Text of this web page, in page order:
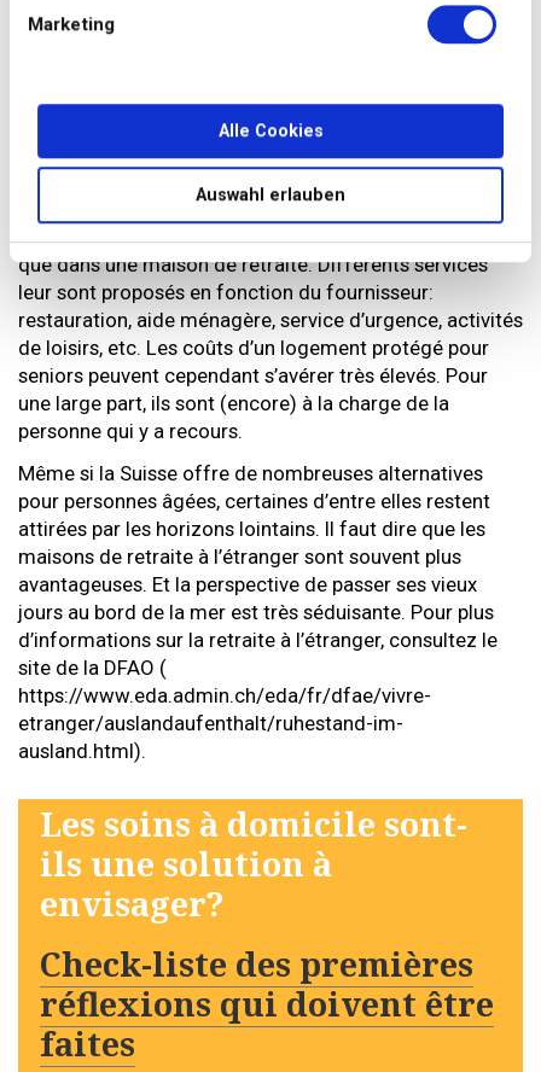
Marketing
Alle Cookies
Auswahl erlauben
Ceux qui préfèrent vivre seuls mais qui, malgré leur
autonomie, ont besoin d’aide de temps en temps,
(https://infoseniorsvaud.ch/thematique/les-logements-
proteges/). Ce type d’habitat est également désigné
les seniors vivent dans des appartements conçus pour
eux tout en jouissant d’une sphère privée bien plus vaste
que dans une maison de retraite. Différents services
leur sont proposés en fonction du fournisseur:
restauration, aide ménagère, service d’urgence, activités
de loisirs, etc. Les coûts d’un logement protégé pour
seniors peuvent cependant s’avérer très élevés. Pour
une large part, ils sont (encore) à la charge de la
personne qui y a recours.
Même si la Suisse offre de nombreuses alternatives
pour personnes âgées, certaines d’entre elles restent
attirées par les horizons lointains. Il faut dire que les
maisons de retraite à l’étranger sont souvent plus
avantageuses. Et la perspective de passer ses vieux
jours au bord de la mer est très séduisante. Pour plus
d’informations sur la retraite à l’étranger, consultez le
site de la DFAO (
https://www.eda.admin.ch/eda/fr/dfae/vivre-
etranger/auslandaufenthalt/ruhestand-im-
ausland.html).
Les soins à domicile sont-
ils une solution à
envisager?
Check-liste des premières
réflexions qui doivent être
faites